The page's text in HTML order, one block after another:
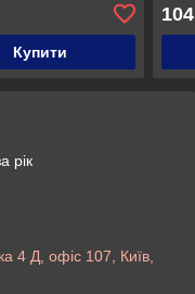
Купити
104
рік
4 Д, офіс 107, Київ,